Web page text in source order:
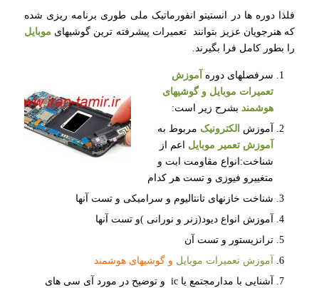
فلذا دوره ها در انستیتو انفورماتیک ملی طوری برنامه ریزی شده
که هنرجویان عزیز بتوانند تعمیرات پیشرفته ترین گوشیهای موبایل
را بطور کامل فرا بگیرند.
سرفصلهای دوره
آموزش
تعمیرات موبایل و گوشیهای
هوشمندبشرح زیر است:
آموزش الکترونیک مربوط به
آموزش تعمیر موبایل اعم از
شناخت:انواع مقاومت ابت و
متغییرو فیوزی و تست هر کدام
شناخت خازنهای تانتالیوم و سرامیکی و تست آنها
آموزش انواع دیود(زنر و نورانی )و تست آنها
ترانزیستور و تست آن
آموزش تعمیرات موبایل و گوشیهای هوشمند
آشنایی با مدارمجتمع یا ic و توضیح در مورد آی سی های